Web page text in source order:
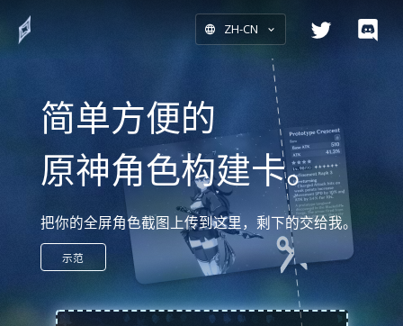
ZH-CN
简单方便的
原神角色构建卡。
把你的全屏角色截图上传到这里，剩下的交给我。
示范